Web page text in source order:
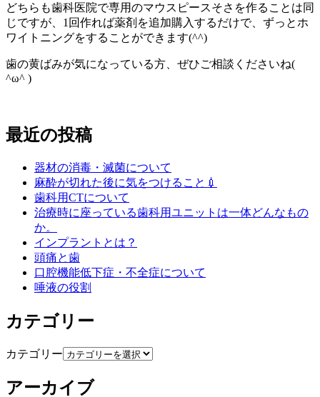
どちらも歯科医院で専用のマウスピースそさを作ることは同
じですが、1回作れば薬剤を追加購入するだけで、ずっとホ
ワイトニングをすることができます(^^)
歯の黄ばみが気になっている方、ぜひご相談くださいね(
^ω^ )
最近の投稿
器材の消毒・滅菌について
麻酔が切れた後に気をつけること💉
歯科用CTについて
治療時に座っている歯科用ユニットは一体どんなもの
か。
インプラントとは？
頭痛と歯
口腔機能低下症・不全症について
唾液の役割
カテゴリー
カテゴリー
アーカイブ